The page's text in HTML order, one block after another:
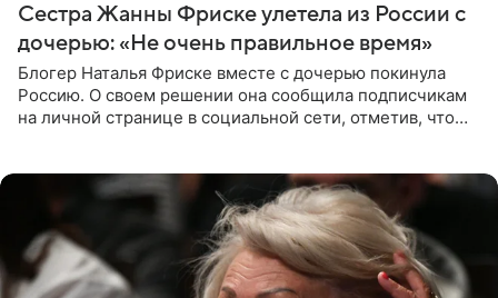
Сестра Жанны Фриске улетела из России с
дочерью: «Не очень правильное время»
Блогер Наталья Фриске вместе с дочерью покинула
Россию. О своем решении она сообщила подписчикам
на личной странице в социальной сети, отметив, что